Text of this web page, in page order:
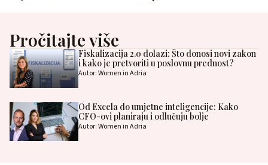
Pročitajte više
Fiskalizacija 2.0 dolazi: Što donosi novi zakon
i kako je pretvoriti u poslovnu prednost?
Autor: Women in Adria
Od Excela do umjetne inteligencije: Kako
CFO-ovi planiraju i odlučuju bolje
Autor: Women in Adria